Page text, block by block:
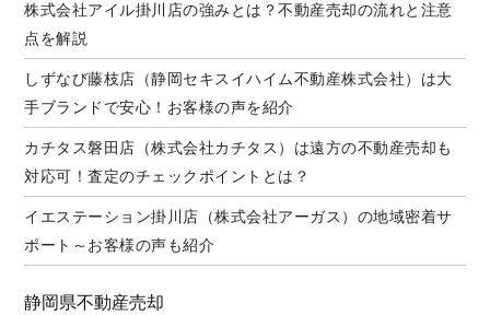
株式会社アイル掛川店の強みとは？不動産売却の流れと注意
点を解説
しずなび藤枝店（静岡セキスイハイム不動産株式会社）は大
手ブランドで安心！お客様の声を紹介
カチタス磐田店（株式会社カチタス）は遠方の不動産売却も
対応可！査定のチェックポイントとは？
イエステーション掛川店（株式会社アーガス）の地域密着サ
ポート～お客様の声も紹介
静岡県不動産売却